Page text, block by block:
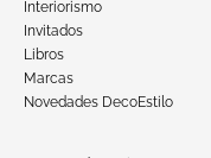
Interiorismo
Invitados
Libros
Marcas
Novedades DecoEstilo